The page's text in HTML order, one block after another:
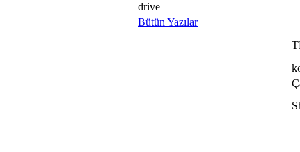
drive
Bütün Yazılar